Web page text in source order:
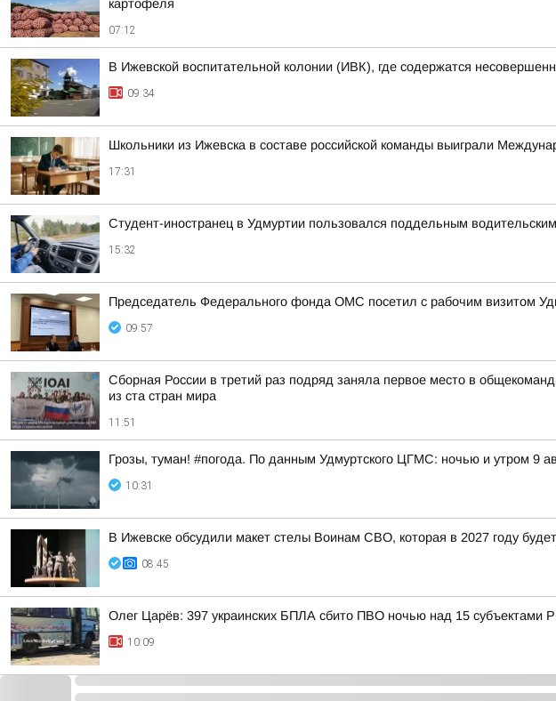
картофеля
07:12
В Ижевской воспитательной колонии (ИВК), где содержатся
09:34
Школьники из Ижевска в составе российской команды выиграли
17:31
Студент-иностранец в Удмуртии пользовался поддельным
15:32
Председатель Федерального фонда ОМС посетил с рабочим визитом
09:57
Сборная России в третий раз подряд заняла первое место в
из ста стран мира
11:51
Грозы, туман! #погода. По данным Удмуртского ЦГМС: ночью и утром 9
10:31
В Ижевске обсудили макет стелы Воинам СВО, которая в 2027 году
08:45
Олег Царёв: 397 украинских БПЛА сбито ПВО ночью над 15 субъектами
10:09